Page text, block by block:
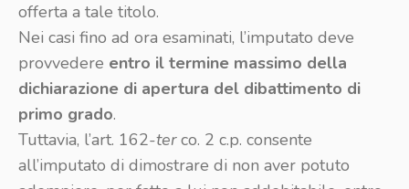
offerta a tale titolo.
Nei casi fino ad ora esaminati, l’imputato deve
provvedere entro il termine massimo della
dichiarazione di apertura del dibattimento di
primo grado.
Tuttavia, l’art. 162-terco. 2 c.p. consente
all’imputato di dimostrare di non aver potuto